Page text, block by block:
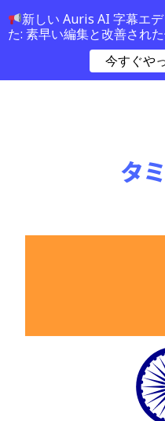
タ
新しい Auris AI 字幕エ
た: 素早い編集と改善され
今すぐや